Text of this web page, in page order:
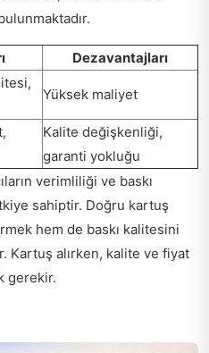
Dezavantajları
Yüksek maliyet
Kalite değişkenliği,
garanti yokluğu
verimliliği ve baskı
sahiptir. Doğru kartuş
hem de baskı kalitesini
Kartuş alırken, kalite ve fiyat
gerekir.